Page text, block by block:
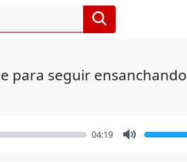
para seguir ensanchando
04:19